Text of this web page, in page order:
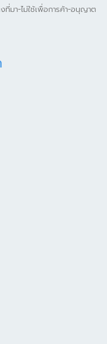
า-ไม่ใช้เพื่อการค้า-อนุญาต